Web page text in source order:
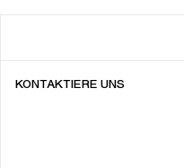
KONTAKTIERE UNS